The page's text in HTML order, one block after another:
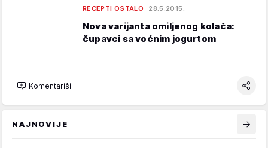
RECEPTI OSTALO 28.5.2015.
Nova varijanta omiljenog kolača:
čupavci sa voćnim jogurtom
Komentariši
NAJNOVIJE